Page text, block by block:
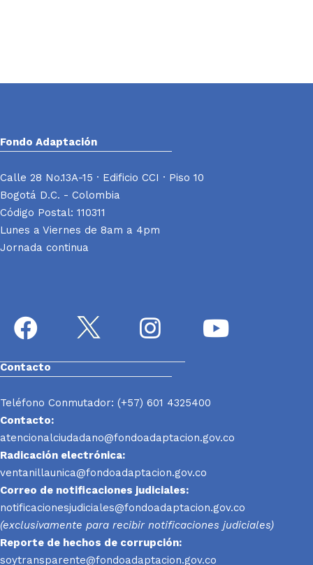
Fondo Adaptación
Calle 28 No.13A-15 · Edificio CCI · Piso 10
Bogotá D.C. - Colombia
Código Postal: 110311
Lunes a Viernes de 8am a 4pm
Jornada continua
Contacto
Teléfono Conmutador: (+57) 601 4325400
Contacto:
atencionalciudadano@fondoadaptacion.gov.co
Radicación electrónica:
ventanillaunica@fondoadaptacion.gov.co
Correo de notificaciones judiciales:
notificacionesjudiciales@fondoadaptacion.gov.co
(exclusivamente para recibir notificaciones judiciales)
Reporte de hechos de corrupción:
soytransparente@fondoadaptacion.gov.co